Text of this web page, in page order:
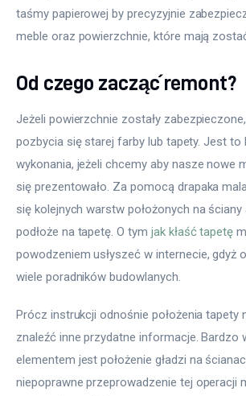
taśmy papierowej by precyzyjnie
meble oraz powierzchnie, które mają
Od czego zacząć remont?
Jeżeli powierzchnie zostały
pozbycia się starej farby lub tapety. Jest to
wykonania, jeżeli chcemy aby nasze nowe
się prezentowało. Za pomocą drapaka
się kolejnych warstw położonych na
podłoże na tapetę. O tym jak kłaść tapetę
powodzeniem usłyszeć w internecie, gdyż
wiele poradników budowlanych.
Prócz instrukcji odnośnie położenia tapety
znaleźć inne przydatne informacje. Bardzo
elementem jest położenie gładzi na
niepoprawne przeprowadzenie tej operacji